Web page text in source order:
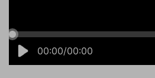
00:00/00:00